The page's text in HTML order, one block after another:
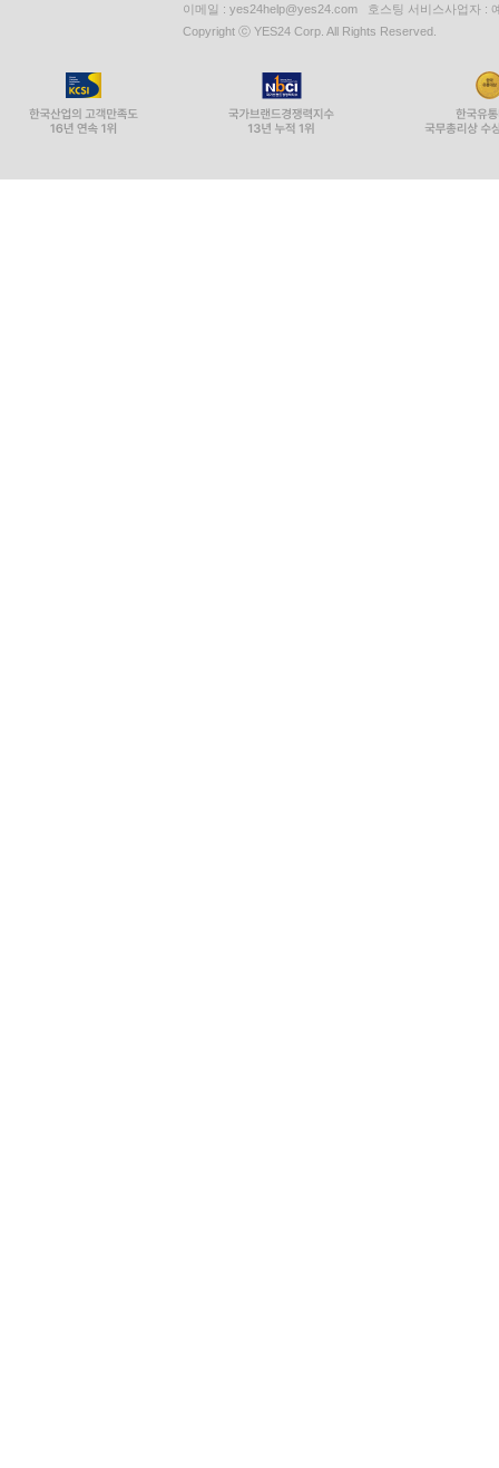
이메일 : yes24help@yes24.com 호스팅 서비스사업자 :
Copyright ⓒ YES24 Corp. All Rights Reserved.